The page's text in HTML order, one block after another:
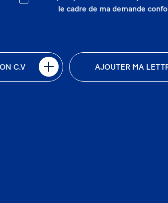
le cadre de ma demande
C.V AJOUTER MA